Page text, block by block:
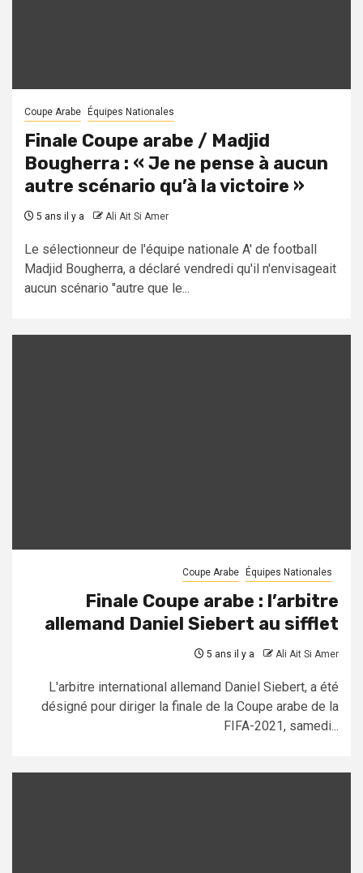
Coupe Arabe Équipes Nationales
Finale Coupe arabe / Madjid
Bougherra : « Je ne pense à aucun
autre scénario qu’à la victoire »
5 ans il y a Ali Ait Si Amer
Le sélectionneur de l'équipe nationale A' de football
Madjid Bougherra, a déclaré vendredi qu'il n'envisageait
aucun scénario "autre que le...
Coupe Arabe Équipes Nationales
Finale Coupe arabe : l’arbitre
allemand Daniel Siebert au sifflet
5 ans il y a Ali Ait Si Amer
L'arbitre international allemand Daniel Siebert, a été
désigné pour diriger la finale de la Coupe arabe de la
FIFA-2021, samedi...